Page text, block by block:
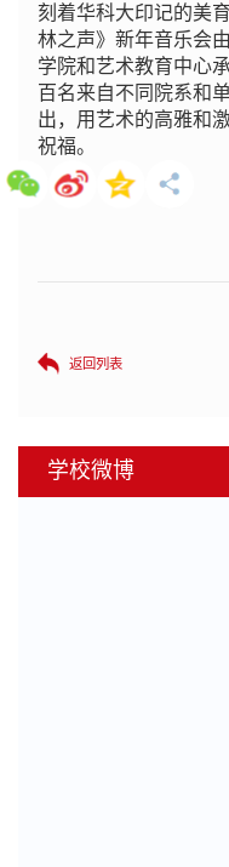
刻着华科大印记的美
林之声》新年音乐会
学院和艺术教育中心
百名来自不同院系和
出，用艺术的高雅和
祝福。
返回列表
学校微博